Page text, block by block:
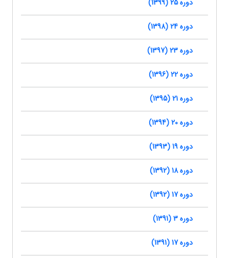
دوره 25 (1399)
دوره 24 (1398)
دوره 23 (1397)
دوره 22 (1396)
دوره 21 (1395)
دوره 20 (1394)
دوره 19 (1393)
دوره 18 (1392)
دوره 17 (1392)
دوره 3 (1391)
دوره 17 (1391)